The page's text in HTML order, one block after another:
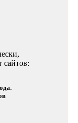
сайтов: